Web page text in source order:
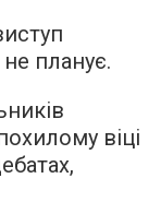
планує.
віці